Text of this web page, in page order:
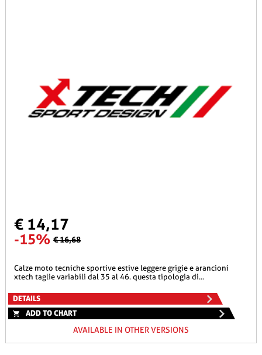
€ 14,17
-15% € 16,68
calze moto tecniche sportive estive leggere grigie e arancioni
xtech taglie variabili dal 35 al 46. questa tipologia di...
DETAILS
ADD TO CHART
AVAILABLE IN OTHER VERSIONS